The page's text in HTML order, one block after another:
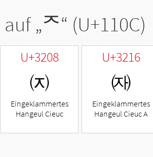
„ᄌ“ (U+110C)
U+3208
㈈
Eingeklammertes
Hangeul Cieuc
U+3216
㈖
Eingeklammertes
Hangeul Cieuc A